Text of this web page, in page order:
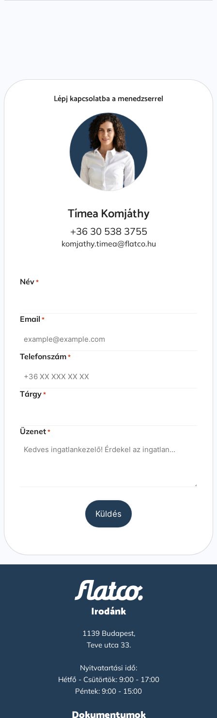
Lépj kapcsolatba a menedzserrel
Tímea Komjáthy
+36 30 538 3755
komjathy.timea@flatco.hu
Név *
Email *
Telefonszám *
Tárgy *
Üzenet *
Irodánk
1139 Budapest,
Teve utca 33.
Nyitvatartási idő:
Hétfő - Csütörtök: 9:00 - 17:00
Péntek: 9:00 - 15:00